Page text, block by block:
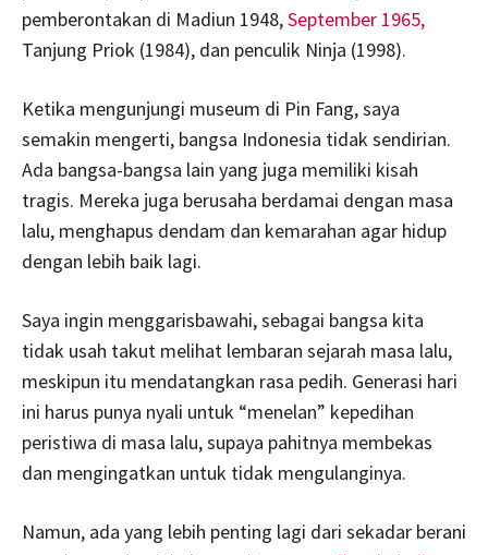
pemberontakan di Madiun 1948,September 1965,
Tanjung Priok (1984), dan penculik Ninja (1998).
Ketika mengunjungi museum di Pin Fang, saya
semakin mengerti, bangsa Indonesia tidak sendirian.
Ada bangsa-bangsa lain yang juga memiliki kisah
tragis. Mereka juga berusaha berdamai dengan masa
lalu, menghapus dendam dan kemarahan agar hidup
dengan lebih baik lagi.
Saya ingin menggarisbawahi, sebagai bangsa kita
tidak usah takut melihat lembaran sejarah masa lalu,
meskipun itu mendatangkan rasa pedih. Generasi hari
ini harus punya nyali untuk “menelan” kepedihan
peristiwa di masa lalu, supaya pahitnya membekas
dan mengingatkan untuk tidak mengulanginya.
Namun, ada yang lebih penting lagi dari sekadar berani